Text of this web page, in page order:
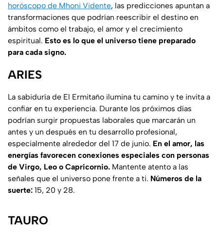
horóscopo de Mhoni Vidente, las predicciones apuntan a
transformaciones que podrían reescribir el destino en
ámbitos como el trabajo, el amor y el crecimiento
espiritual. Esto es lo que el universo tiene preparado
para cada signo.
ARIES
La sabiduría de El Ermitaño ilumina tu camino y te invita a
confiar en tu experiencia. Durante los próximos días
podrían surgir propuestas laborales que marcarán un
antes y un después en tu desarrollo profesional,
especialmente alrededor del 17 de junio. En el amor, las
energías favorecen conexiones especiales con personas
de Virgo, Leo o Capricornio. Mantente atento a las
señales que el universo pone frente a ti. Números de la
suerte: 15, 20 y 28.
TAURO